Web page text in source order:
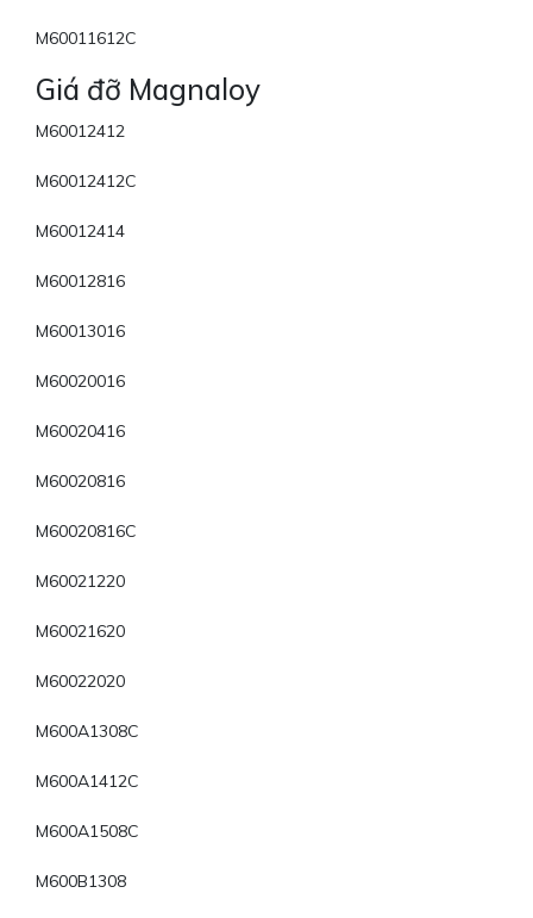
M60011612C
Giá đỡ Magnaloy
M60012412
M60012412C
M60012414
M60012816
M60013016
M60020016
M60020416
M60020816
M60020816C
M60021220
M60021620
M60022020
M600A1308C
M600A1412C
M600A1508C
M600B1308